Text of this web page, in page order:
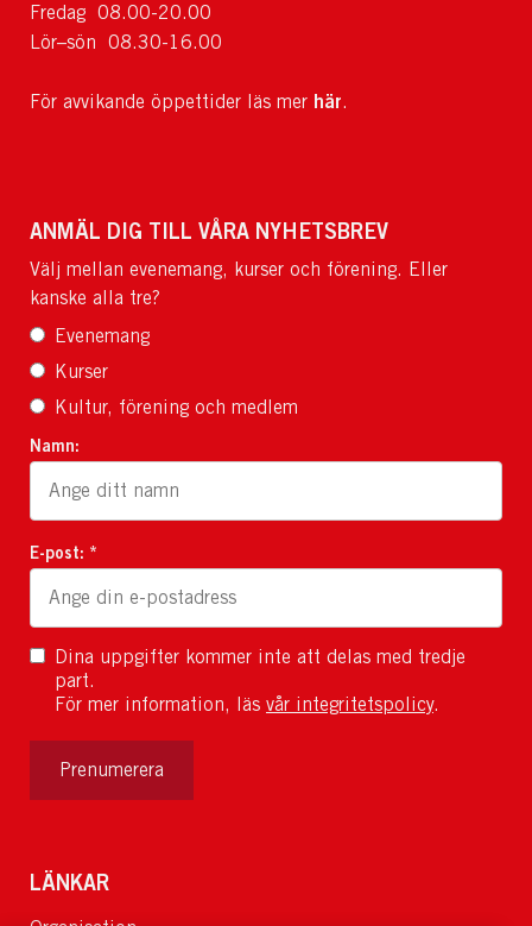
Fredag 08.00-20.00
Lör–sön 08.30-16.00
För avvikande öppettider läs mer här.
ANMÄL DIG TILL VÅRA NYHETSBREV
Välj mellan evenemang, kurser och förening. Eller
kanske alla tre?
Evenemang
Kurser
Kultur, förening och medlem
Namn:
E-post: *
Dina uppgifter kommer inte att delas med tredje
part.
För mer information, läs vår integritetspolicy.
Prenumerera
LÄNKAR